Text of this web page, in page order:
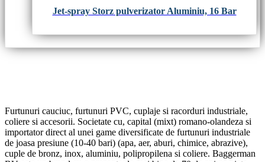
Jet-spray Storz pulverizator Aluminiu, 16 Bar
Furtunuri cauciuc, furtunuri PVC, cuplaje si racorduri industriale,
coliere si accesorii. Societate cu, capital (mixt) romano-olandeza si
importator direct al unei game diversificate de furtunuri industriale
de joasa presiune (10-40 bari) (apa, aer, aburi, chimice, abrazive),
cuple de bronz, inox, aluminiu, polipropilena si coliere. Baggerman